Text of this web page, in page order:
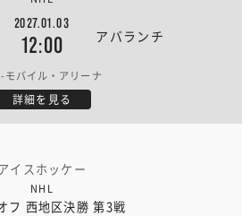
2027.01.03
12:00 アバランチ
モバイル・アリーナ
詳細を見る
イスホッケー
NHL
フ 西地区決勝 第3戦